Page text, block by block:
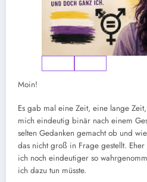
Moin!
Es gab mal eine Zeit, eine lange
mich eindeutig binär nach einem
selten Gedanken gemacht ob und
das nicht groß in Frage gestellt.
ich noch eindeutiger so
ich dazu tun müsste.